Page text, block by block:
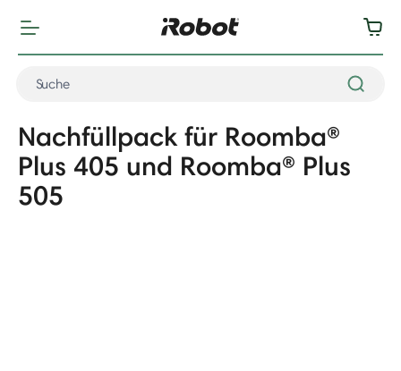
Nachfüllpack für Roomba®
Plus 405 und Roomba® Plus
505